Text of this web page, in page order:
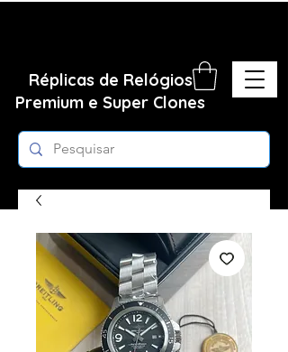
Réplicas de Relógios
Premium e Super Clones